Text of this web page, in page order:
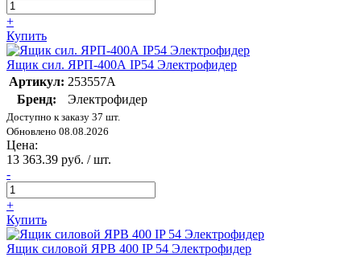
+
Купить
Ящик сил. ЯРП-400А IP54 Электрофидер
Артикул: 253557А
Бренд:
Электрофидер
Доступно к заказу 37 шт.
Обновлено 08.08.2026
Цена:
13 363.39 руб. / шт.
-
+
Купить
Ящик силовой ЯРВ 400 IP 54 Электрофидер